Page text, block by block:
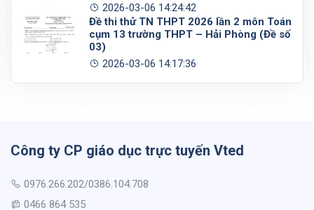
2026-03-06 14:24:42
Đề thi thử TN THPT 2026 lần 2 môn Toán
cụm 13 trường THPT – Hải Phòng (Đề số
03)
2026-03-06 14:17:36
Công ty CP giáo dục trực tuyến Vted
0976.266.202/0386.104.708
0466 864 535